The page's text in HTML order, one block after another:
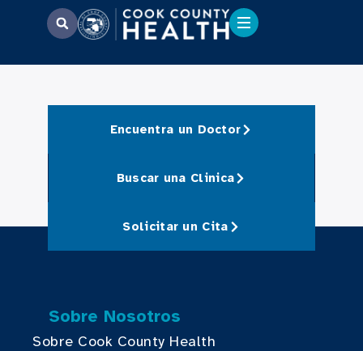
Encuentra un Doctor
Buscar una Clinica
Solicitar un Cita
Sobre Nosotros
Sobre Cook County Health